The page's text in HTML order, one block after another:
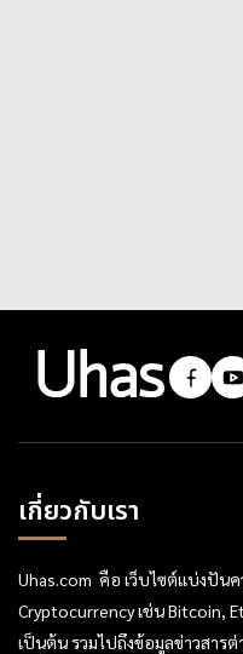
เกี่ยวกับเรา
Uhas.com คือ เว็บไซต์แบ่งปันค
Cryptocurrency เช่น Bitcoin,
เป็นต้น รวมไปถึงข้อมูลข่าวสาร